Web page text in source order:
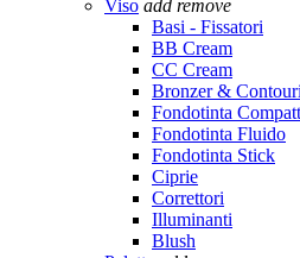
Viso add remove
Basi - Fissatori
BB Cream
CC Cream
Bronzer &
Fondotinta
Fondotinta Fluido
Fondotinta Stick
Ciprie
Correttori
Illuminanti
Blush